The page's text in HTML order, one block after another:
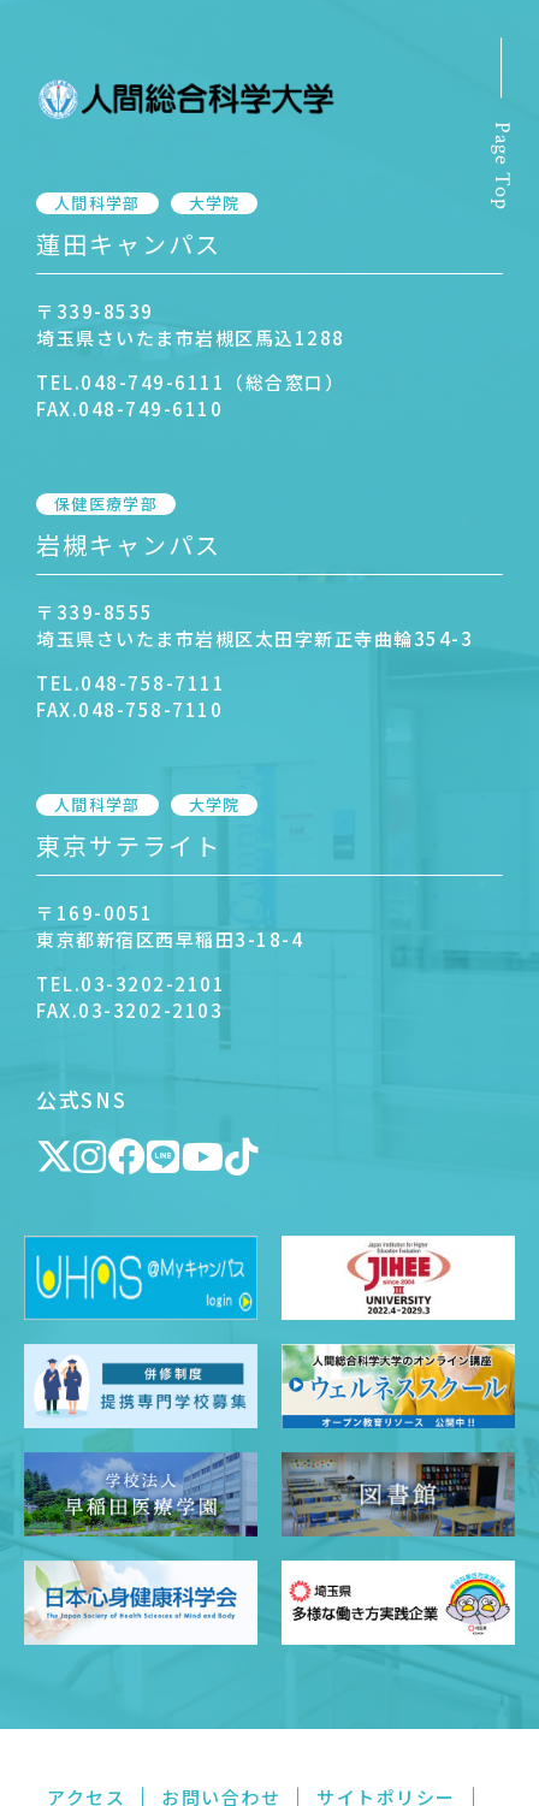
人間科学部 大学院
蓮田キャンパス
〒339-8539
埼玉県さいたま市岩槻区馬込1288
TEL.048-749-6111（総合窓口）
FAX.048-749-6110
保健医療学部
岩槻キャンパス
〒339-8555
埼玉県さいたま市岩槻区太田字新正寺曲輪354-3
TEL.048-758-7111
FAX.048-758-7110
人間科学部 大学院
東京サテライト
〒169-0051
東京都新宿区西早稲田3-18-4
TEL.03-3202-2101
FAX.03-3202-2103
公式SNS
アクセス お問い合わせ サイトポリシー
Page Top